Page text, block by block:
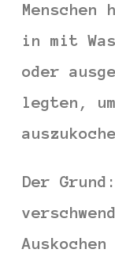
in mit
oder
legten,
Der Grund: